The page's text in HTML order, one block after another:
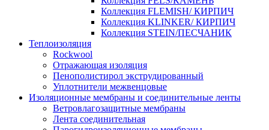
Коллекция FLEMISH/ КИРПИЧ
Коллекция KLINKER/ КИРПИЧ
Коллекция STEIN/ПЕСЧАНИК
Теплоизоляция
Rockwool
Отражающая изоляция
Пенополистирол экструдированный
Уплотнители межвенцовые
Изоляционные мембраны и соединительные ленты
Ветровлагозащитные мембраны
Лента соединительная